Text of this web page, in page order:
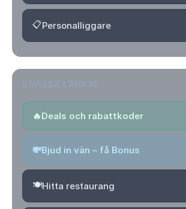
📋Personalliggare
🔥Deals och rabattkoder
💸Bjud in vän – få Bonus
🍽️Hitta restaurang